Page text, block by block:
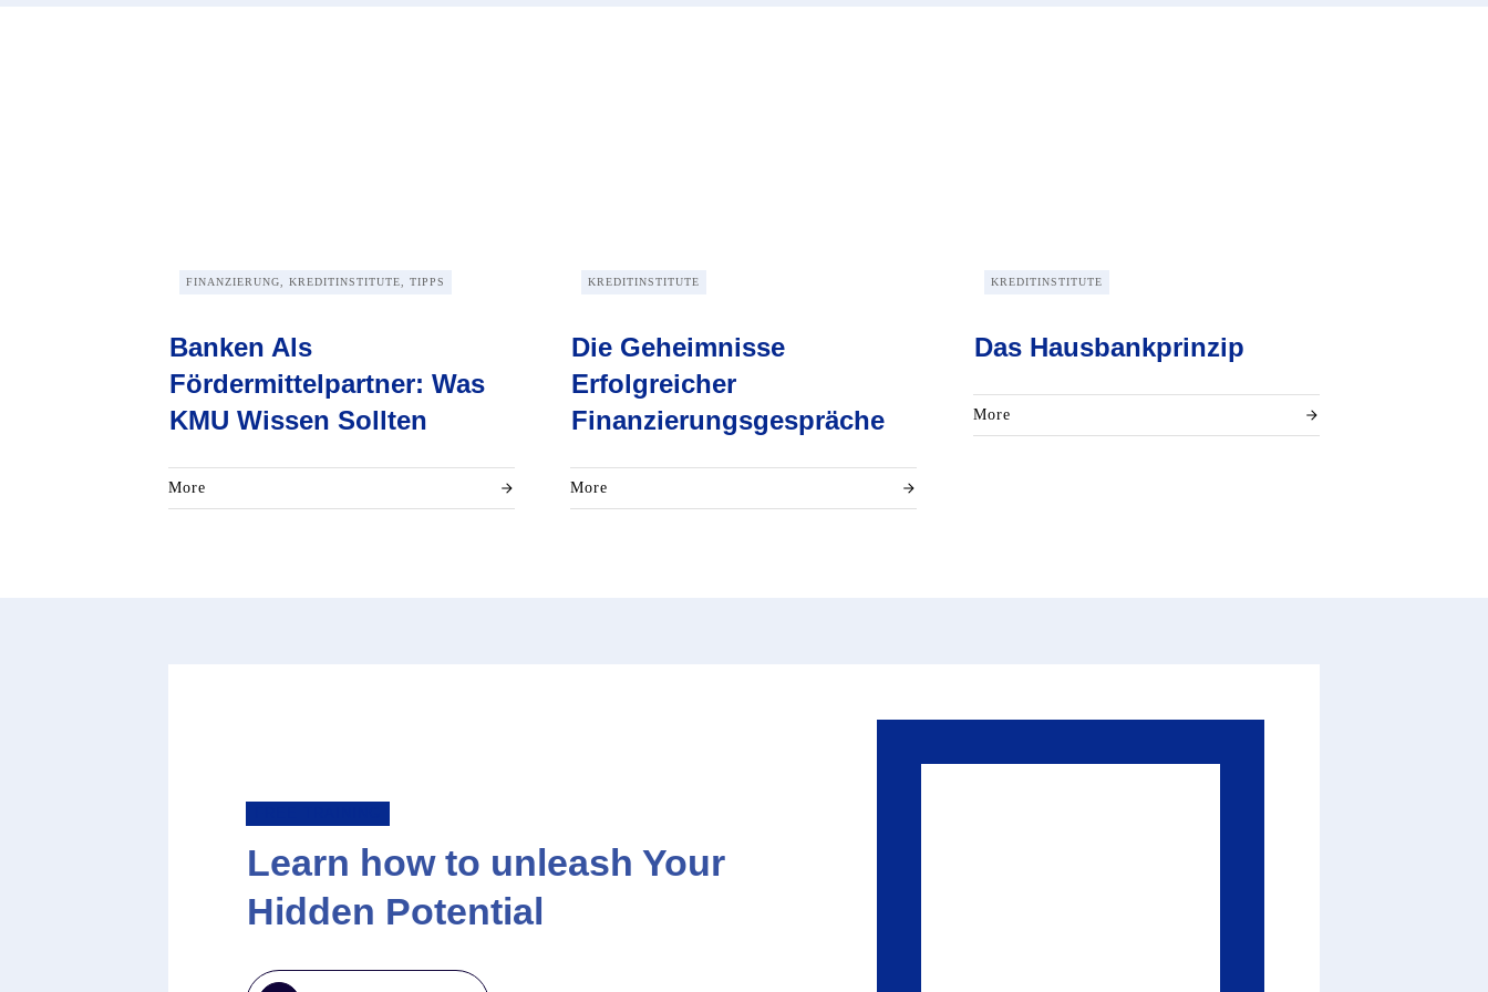
FINANZIERUNG, KREDITINSTITUTE, TIPPS
Banken Als
Fördermittelpartner: Was
KMU Wissen Sollten
More
KREDITINSTITUTE
Die Geheimnisse
Erfolgreicher
Finanzierungsgespräche
More
KREDITINSTITUTE
Das Hausbankprinzip
More
Learn how to unleash Your
Hidden Potential